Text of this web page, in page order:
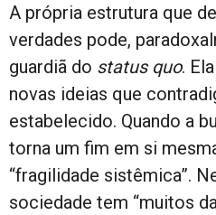
A própria estrutura que
verdades pode,
guardiã do status quo.
novas ideias que
estabelecido. Quando a
torna um fim em si
“fragilidade sistêmica”.
sociedade tem “muitos